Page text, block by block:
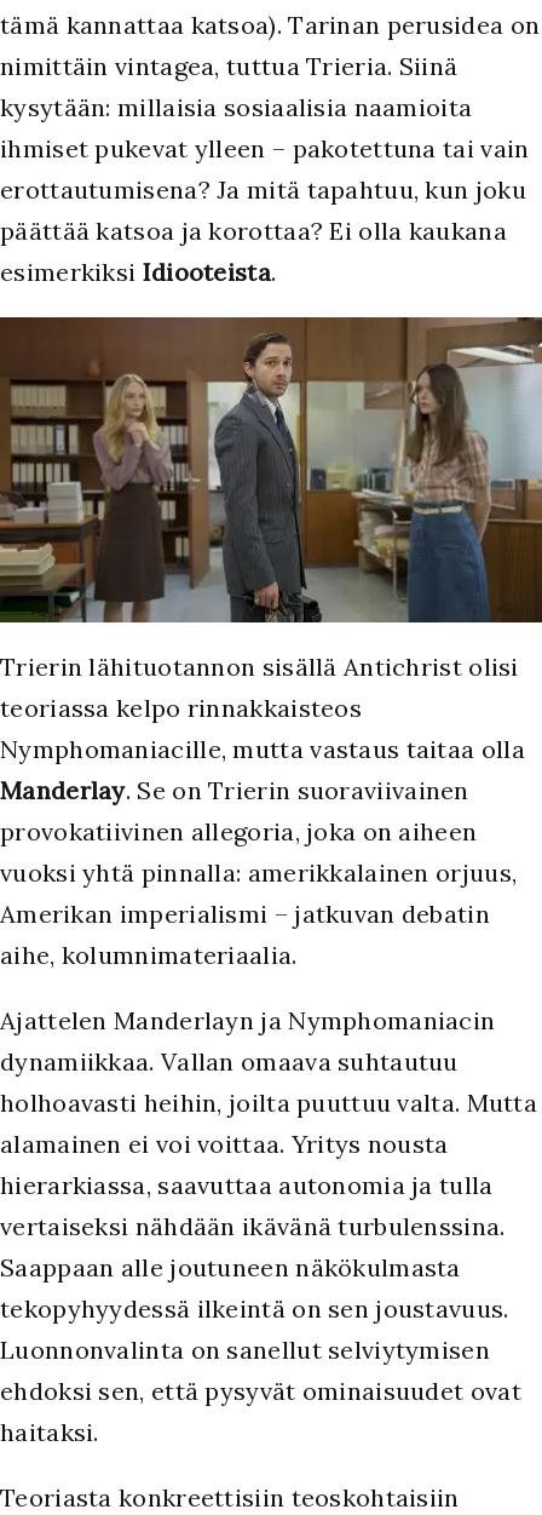
tämä kannattaa katsoa). Tarinan perusidea on
nimittäin vintagea, tuttua Trieria. Siinä
kysytään: millaisia sosiaalisia naamioita
ihmiset pukevat ylleen – pakotettuna tai vain
erottautumisena? Ja mitä tapahtuu, kun joku
päättää katsoa ja korottaa? Ei olla kaukana
esimerkiksi Idiooteista.
Trierin lähituotannon sisällä Antichrist olisi
teoriassa kelpo rinnakkaisteos
Nymphomaniacille, mutta vastaus taitaa olla
Manderlay. Se on Trierin suoraviivainen
provokatiivinen allegoria, joka on aiheen
vuoksi yhtä pinnalla: amerikkalainen orjuus,
Amerikan imperialismi – jatkuvan debatin
aihe, kolumnimateriaalia.
Ajattelen Manderlayn ja Nymphomaniacin
dynamiikkaa. Vallan omaava suhtautuu
holhoavasti heihin, joilta puuttuu valta. Mutta
alamainen ei voi voittaa. Yritys nousta
hierarkiassa, saavuttaa autonomia ja tulla
vertaiseksi nähdään ikävänä turbulenssina.
Saappaan alle joutuneen näkökulmasta
tekopyhyydessä ilkeintä on sen joustavuus.
Luonnonvalinta on sanellut selviytymisen
ehdoksi sen, että pysyvät ominaisuudet ovat
haitaksi.
Teoriasta konkreettisiin teoskohtaisiin